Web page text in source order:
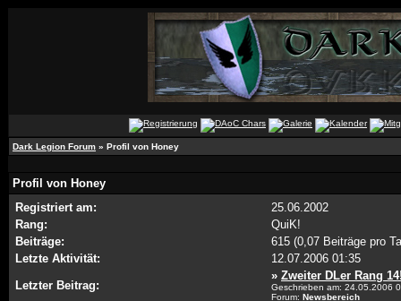
Dark Legion Forum » Profil von Honey
Profil von Honey
Registriert am:
25.06.2002
Rang:
QuiK!
Beiträge:
615 (0,07 Beiträge pro
Letzte Aktivität:
12.07.2006 01:35
Letzter Beitrag:
» Zweiter DLer Rang
Geschrieben am: 24.05.2006
Forum: Newsbereich